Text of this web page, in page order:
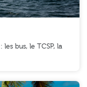
bus, le TCSP, la